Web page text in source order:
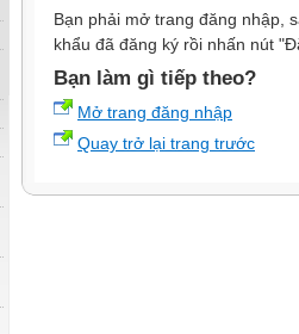
Bạn phải mở trang đăng nhập,
khẩu đã đăng ký rồi nhấn nút
Bạn làm gì tiếp theo?
Mở trang đăng nhập
Quay trở lại trang trước